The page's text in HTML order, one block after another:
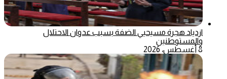
ازدياد هجرة مسيحيي الضفة بسبب عدوان الاحتلال
والمستوطنين
8 أغسطس، 2026